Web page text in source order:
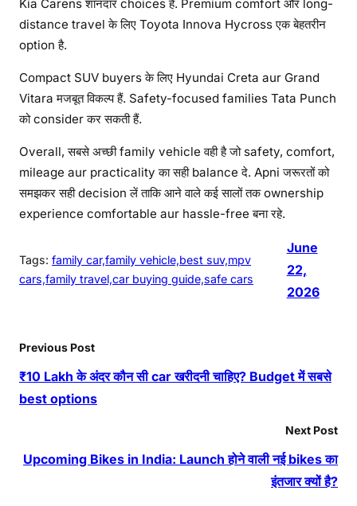
Kia Carens शानदार choices हैं. Premium comfort और long-
distance travel के लिए Toyota Innova Hycross एक बेहतरीन
option है.
Compact SUV buyers के लिए Hyundai Creta aur Grand
Vitara मजबूत विकल्प हैं. Safety-focused families Tata Punch
को consider कर सकती हैं.
Overall, सबसे अच्छी family vehicle वही है जो safety, comfort,
mileage aur practicality का सही balance दे. Apni जरूरतों को
समझकर सही decision लें ताकि आने वाले कई सालों तक ownership
experience comfortable aur hassle-free बना रहे.
Tags: family car,family vehicle,best suv,mpv
cars,family travel,car buying guide,safe cars
June
22,
2026
Previous Post
₹10 Lakh के अंदर कौन सी car खरीदनी चाहिए? Budget में सबसे
best options
Next Post
Upcoming Bikes in India: Launch होने वाली नई bikes का
इंतजार क्यों है?